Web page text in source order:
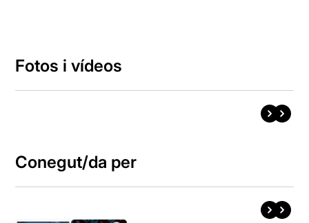
Fotos i vídeos
Conegut/da per